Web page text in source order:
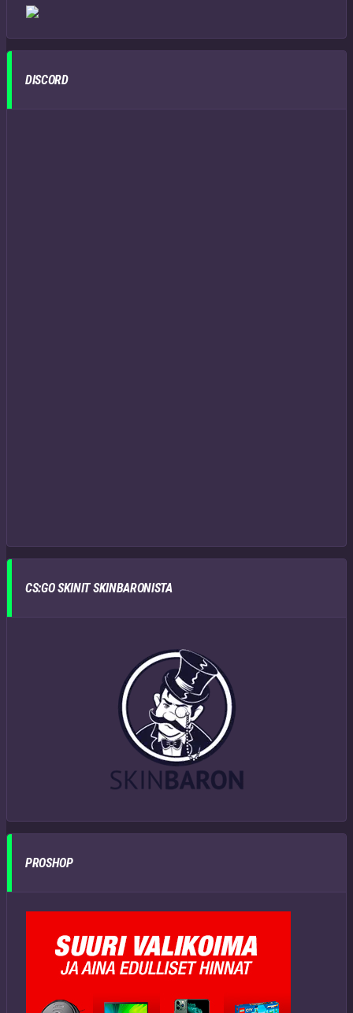
DISCORD
CS:GO SKINIT SKINBARONISTA
PROSHOP